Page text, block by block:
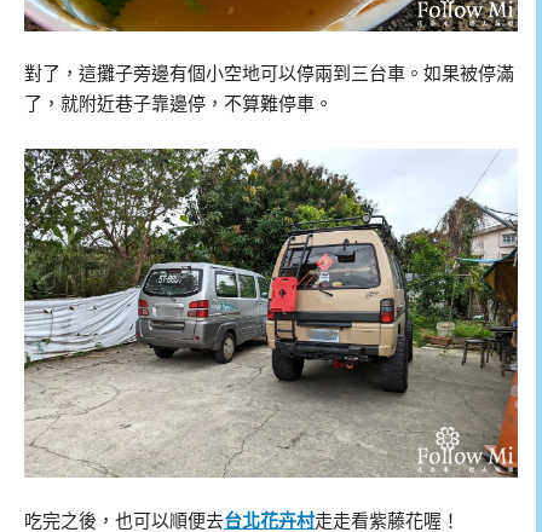
對了，這攤子旁邊有個小空地可以停兩到三台車。如果被停滿
了，就附近巷子靠邊停，不算難停車。
吃完之後，也可以順便去台北花卉村走走看紫藤花喔！